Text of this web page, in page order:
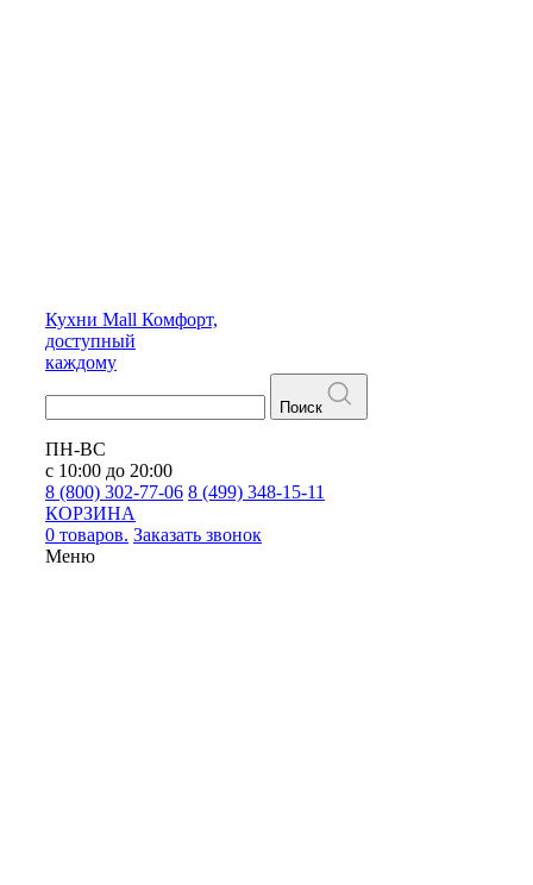
Кухни Mall Комфорт,
доступный
каждому
Поиск
ПН-ВС
с 10:00 до 20:00
8 (800) 302-77-06 8 (499) 348-15-11
КОРЗИНА
0 товаров. Заказать звонок
Меню